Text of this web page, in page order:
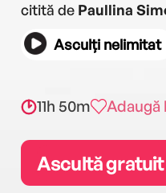
citită de Paullina
Asculți nelimitat
11h 50m Adaugă
Ascultă gratuit